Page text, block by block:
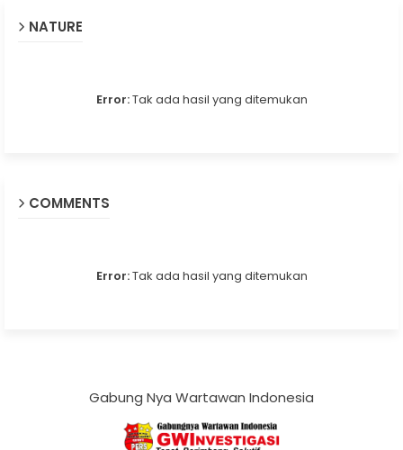
NATURE
Error:Tak ada hasil yang ditemukan
COMMENTS
Error:Tak ada hasil yang ditemukan
Gabung Nya Wartawan Indonesia